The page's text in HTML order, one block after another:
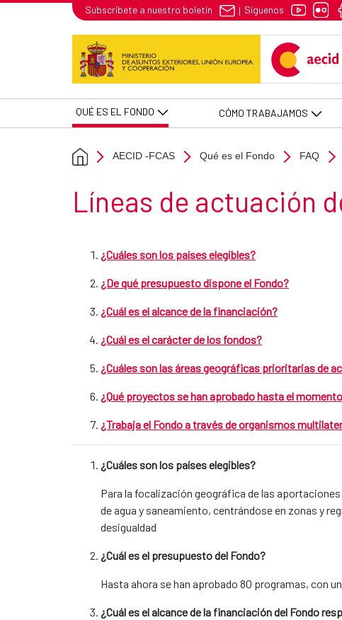
Skip to Main Content
Líneas de actuación del Fondo -
Subscríbete a nuestro boletín | Síguenos
QUÉ ES EL FONDO CÓMO TRABAJAMOS
AECID -FCAS Qué es el Fondo FAQ
Section title
Líneas de actuación
¿Cuáles son los países elegibles?
¿De qué presupuesto dispone el Fondo?
¿Cuál es el alcance de la financiación?
¿Cuál es el carácter de los fondos?
¿Cuáles son las áreas geográficas prioritarias de
¿Qué proyectos se han aprobado hasta el
¿Trabaja el Fondo a través de organismos
¿Cuáles son los países elegibles?
Para la focalización geográfica de las
de agua y saneamiento, centrándose en zonas y
desigualdad
¿Cuál es el presupuesto del Fondo?
Hasta ahora se han aprobado 80 programas, con
¿Cuál es el alcance de la financiación del Fondo